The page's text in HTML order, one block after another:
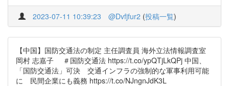
2023-07-11 10:39:23 @Dvfjfur2 (投稿一覧)
【中国】国防交通法の制定 主任調査員 海外立法情報調査室
岡村 志嘉子 ＃国防交通法 https://t.co/ypQTjLkQPj 中国、
「国防交通法」可決 交通インフラの強制的な軍事利用可能
に 民間企業にも義務 https://t.co/NJngnJdK3L